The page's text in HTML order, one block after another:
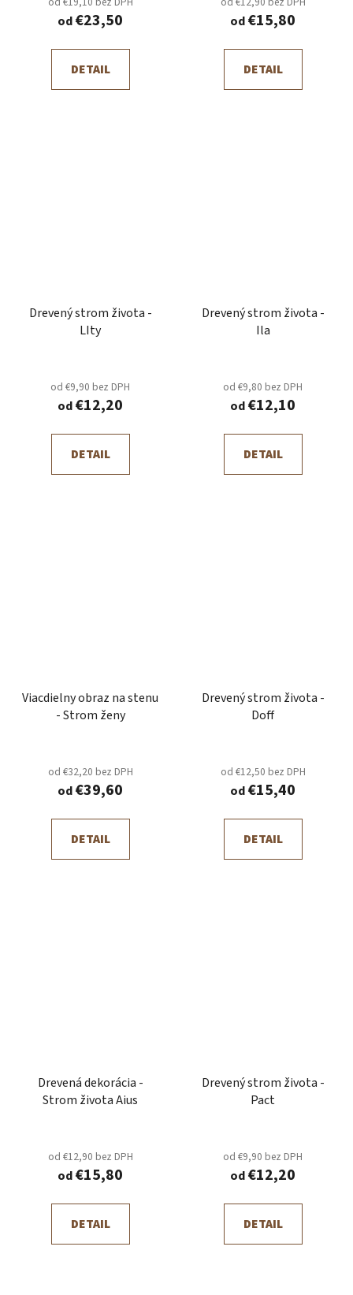
od€23,50
DETAIL
od€15,80
DETAIL
Drevený strom života -
LIty
od €9,90 bez DPH
od€12,20
DETAIL
Drevený strom života -
Ila
od €9,80 bez DPH
od€12,10
DETAIL
Viacdielny obraz na stenu
- Strom ženy
od €32,20 bez DPH
od€39,60
DETAIL
Drevený strom života -
Doff
od €12,50 bez DPH
od€15,40
DETAIL
Drevená dekorácia -
Strom života Aius
od €12,90 bez DPH
od€15,80
DETAIL
Drevený strom života -
Pact
od €9,90 bez DPH
od€12,20
DETAIL